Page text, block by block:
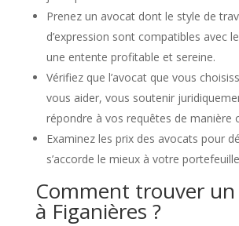
Prenez un avocat dont le style de
d’expression sont compatibles avec
une entente profitable et sereine.
Vérifiez que l’avocat que vous
vous aider, vous soutenir
répondre à vos requêtes de manière
Examinez les prix des avocats pour
s’accorde le mieux à votre
Comment trouver un
à Figanières ?